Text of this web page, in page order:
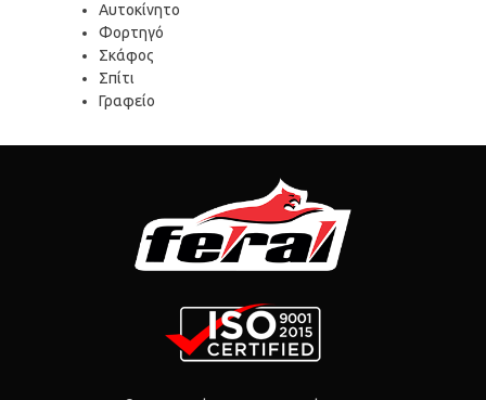
Αυτοκίνητο
Φορτηγό
Σκάφος
Σπίτι
Γραφείο